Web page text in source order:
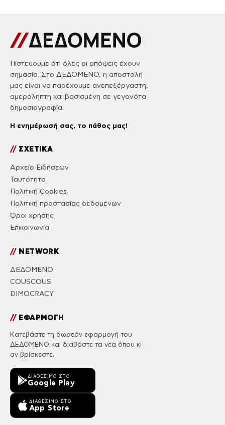
Πιστεύουμε ότι όλες οι απόψεις έχουν
σημασία. Στο ΔΕΔΟΜΕΝΟ, η αποστολή
μας είναι να παρέχουμε ανεπεξέργαστη,
αμερόληπτη και βασισμένη σε γεγονότα
δημοσιογραφία.
Η ενημέρωσή σας, το πάθος μας!
//ΣΧΕΤΙΚΑ
Αρχείο Ειδήσεων
Ταυτότητα
Πολιτική Cookies
Πολιτική προστασίας δεδομένων
Όροι χρήσης
Επικοινωνία
//NETWORK
ΔΕΔΟΜΕΝΟ
COUSCOUS
DIMOCRACY
//ΕΦΑΡΜΟΓΗ
Κατεβάστε τη δωρεάν εφαρμογή του
ΔΕΔΟΜΕΝΟ και διαβάστε τα νέα όπου κι
αν βρίσκεστε.
ΔΙΑΘΈΣΙΜΟ ΣΤΟ
Google Play
ΔΙΑΘΈΣΙΜΟ ΣΤΟ
App Store